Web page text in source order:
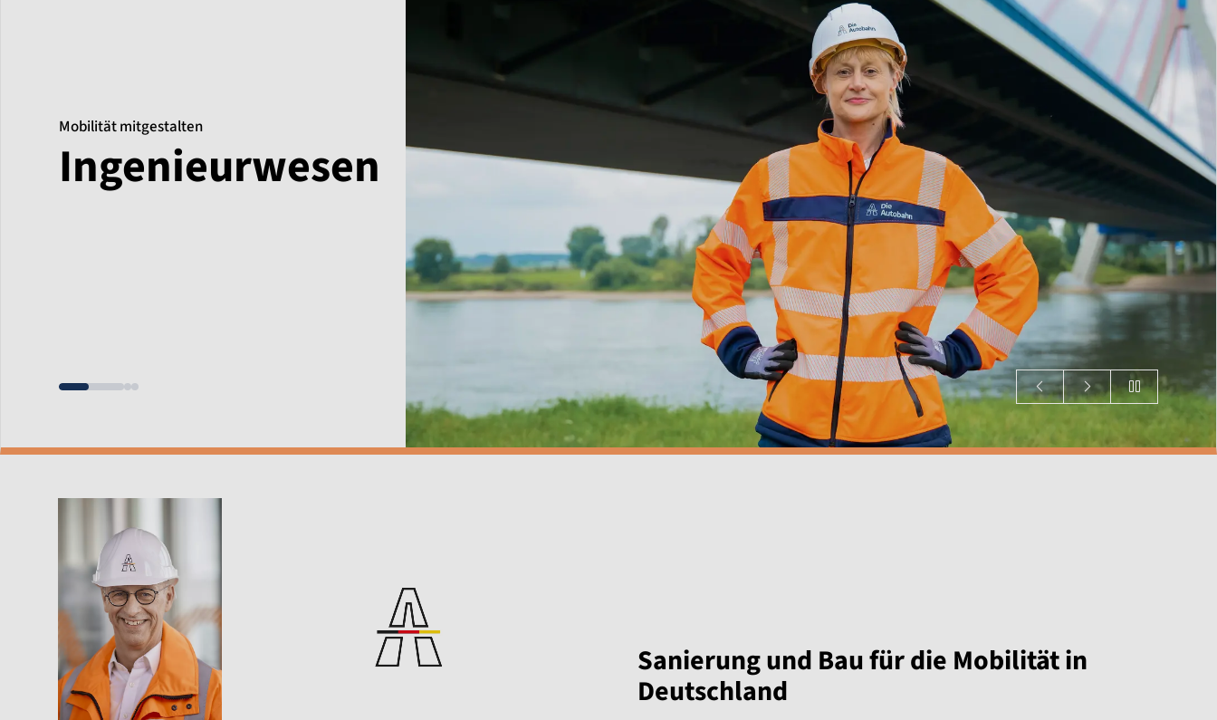
Mobilität mitgestalten
Ingenieurwesen
Sanierung und Bau für die Mobilität in
Deutschland